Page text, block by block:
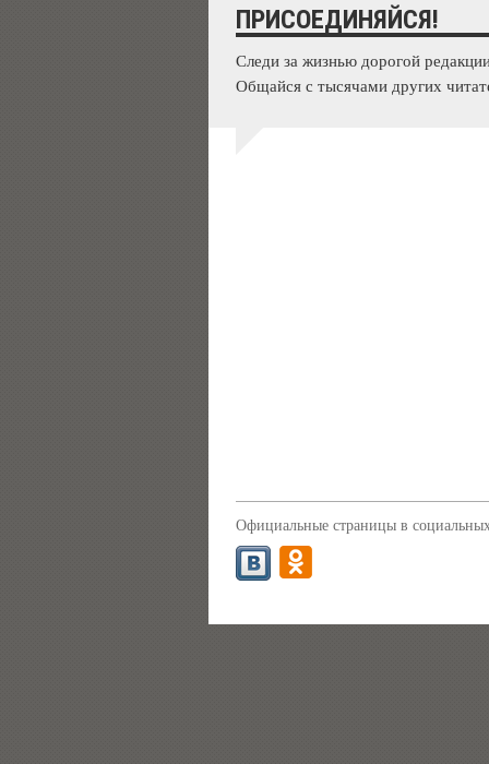
ПРИСОЕДИНЯЙСЯ!
Следи за жизнью дорогой
Общайся с тысячами других
Официальные страницы в социальных